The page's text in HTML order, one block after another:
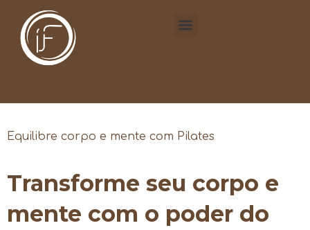
Equilibre corpo e mente com Pilates
Transforme seu corpo e
mente com o poder do